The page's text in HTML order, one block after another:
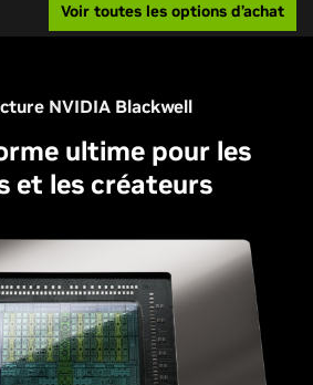
Voir toutes les options d’achat
NVIDIA Blackwell
ultime pour les
et les créateurs